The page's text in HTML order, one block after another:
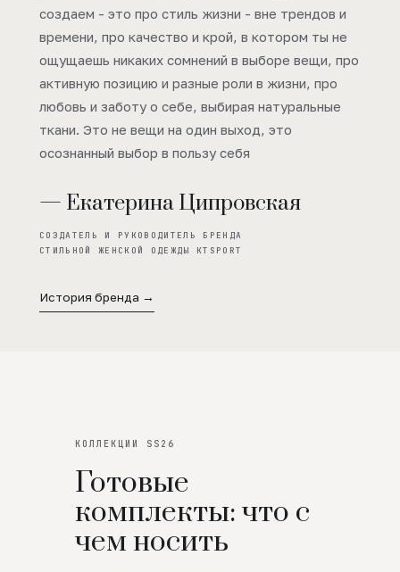
создаем - это про стиль жизни - вне трендов и
времени, про качество и крой, в котором ты не
ощущаешь никаких сомнений в выборе вещи, про
активную позицию и разные роли в жизни, про
любовь и заботу о себе, выбирая натуральные
ткани. Это не вещи на один выход, это
осознанный выбор в пользу себя
— Екатерина Ципровская
СОЗДАТЕЛЬ И РУКОВОДИТЕЛЬ БРЕНДА
СТИЛЬНОЙ ЖЕНСКОЙ ОДЕЖДЫ KTSPORT
История бренда →
КОЛЛЕКЦИИ SS26
Готовые
комплекты: что с
чем носить